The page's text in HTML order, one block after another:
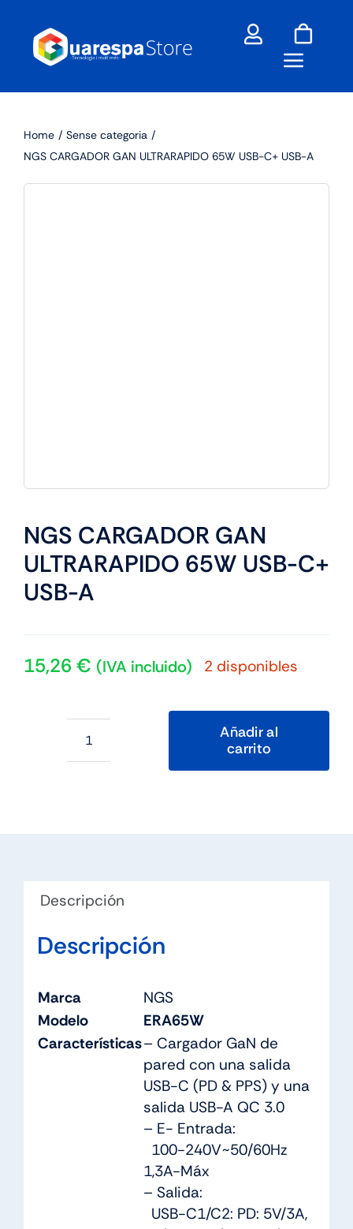
content
Home
Sense categoria
NGS CARGADOR GAN ULTRARAPIDO 65W USB-C+ USB-A
NGS CARGADOR GAN
ULTRARAPIDO 65W USB-C+
USB-A
15,26 € (IVA incluido) 2 disponibles
NGS
USB-
cantidad
Añadir al
carrito
Descripción
Descripción
Marca
NGS
Modelo
ERA65W
Características– Cargador GaN de
pared con una salida
USB-C (PD & PPS) y una
salida USB-A QC 3.0
– E- Entrada:
100-240V~50/60Hz
1,3A-Máx
– Salida:
USB-C1/C2: PD: 5V/3A,